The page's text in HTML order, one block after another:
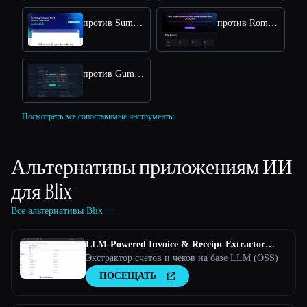
против SummerEyes против Rome AI
против GummySearch
Посмотреть все сопоставимые инструменты.
Альтернативы приложениям ИИ
дляBlix
Все альтернативы Blix →
LLM-Powered Invoice & Receipt Extractor
(OSS)
Экстрактор счетов и чеков на базе LLM (OSS)
ПОСЕЩАТЬ